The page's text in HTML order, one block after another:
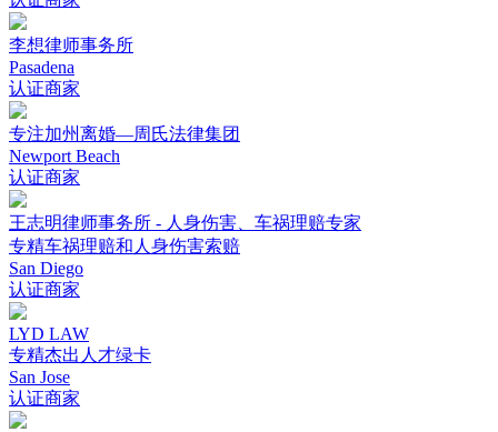
李想律师事务所
Pasadena
认证商家
专注加州离婚—周氏法律集团
Newport Beach
认证商家
王志明律师事务所 - 人身伤害、车祸理赔专家
专精车祸理赔和人身伤害索赔
San Diego
认证商家
LYD LAW
专精杰出人才绿卡
San Jose
认证商家